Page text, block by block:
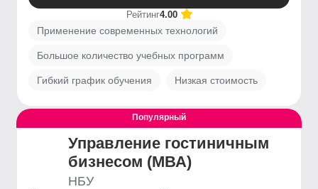
Рейтинг4.00
Применение современных технологий
Большое количество учебных программ
Гибкий график обучения Низкая стоимость
Популярный
Управление гостиничным
бизнесом (МВА)
НБУ